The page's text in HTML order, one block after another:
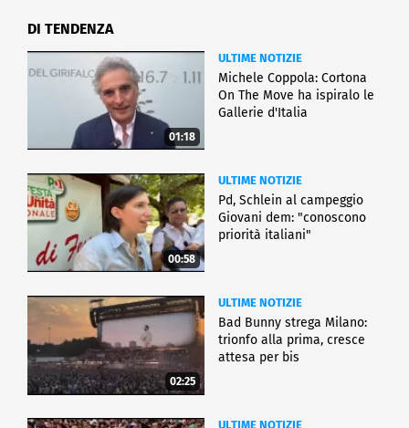
DI TENDENZA
01:18
ULTIME NOTIZIE
Michele Coppola: Cortona
On The Move ha ispiralo le
Gallerie d'Italia
00:58
ULTIME NOTIZIE
Pd, Schlein al campeggio
Giovani dem: "conoscono
priorità italiani"
02:25
ULTIME NOTIZIE
Bad Bunny strega Milano:
trionfo alla prima, cresce
attesa per bis
ULTIME NOTIZIE